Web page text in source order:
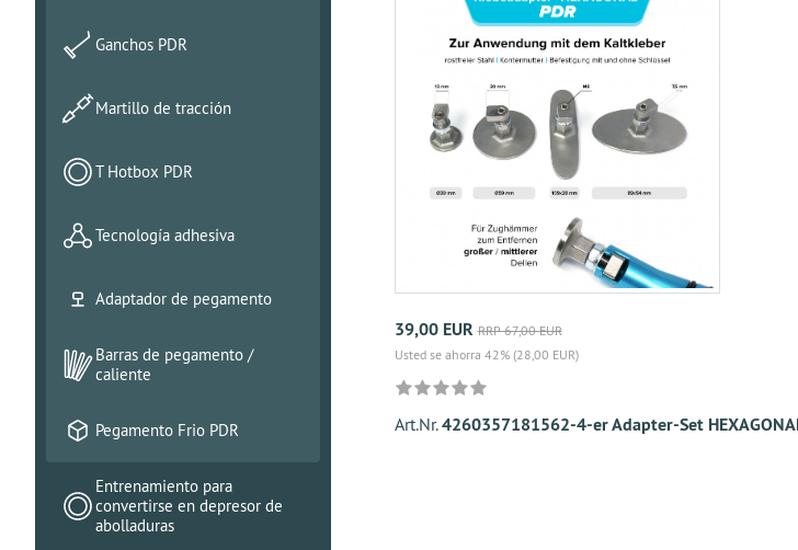
39,00 EUR RRP 67,00 EUR
Usted se ahorra 42% (28,00 EUR)
Art.Nr.4260357181562-4-er Adapter-Set
Ganchos PDR
Martillo de tracción
T Hotbox PDR
Tecnología adhesiva
Adaptador de pegamento
Barras de pegamento /
caliente
Pegamento Frio PDR
Entrenamiento para
convertirse en depresor de
abolladuras